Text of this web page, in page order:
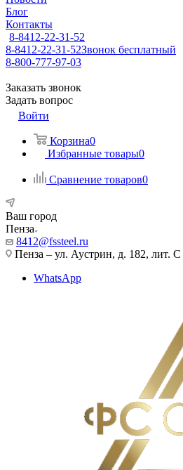
Блог
Контакты
8-8412-22-31-52
8-8412-22-31-52Звонок бесплатный
8-800-777-97-03
Заказать звонок
Задать вопрос
Войти
Корзина0
Избранные товары0
Сравнение товаров0
Ваш город
Пенза
8412@fssteel.ru
Пенза – ул. Аустрин, д. 182, лит. С
WhatsApp